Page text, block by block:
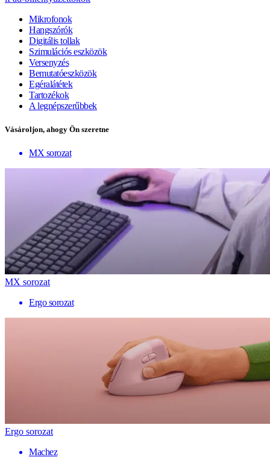
Mikrofonok
Hangszórók
Digitális tollak
Szimulációs eszközök
Versenyzés
Bemutatóeszközök
Egéralátétek
Tartozékok
A legnépszerűbbek
Vásároljon, ahogy Ön szeretne
MX sorozat
MX sorozat
Ergo sorozat
Ergo sorozat
Machez